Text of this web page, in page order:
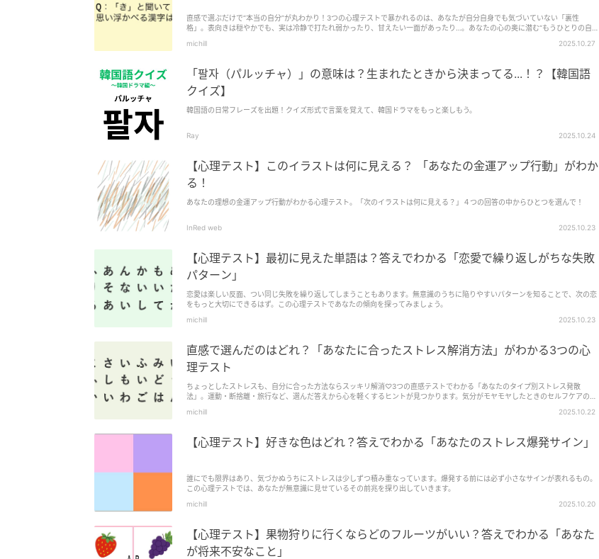
直感で選ぶだけで“本当の自分”が丸わかり！3つの心理テストで暴かれるのは、あなたが自分自身でも気づいていない「裏性
格」。表向きは穏やかでも、実は冷静で打たれ弱かったり、甘えたい一面があったり…。あなたの心の奥に潜む“もうひとりの自
michill 2025.10.27
「팔자（パルッチャ）」の意味は？生まれたときから決まってる...！？【韓国語
クイズ】
韓国語の日常フレーズを出題！クイズ形式で言葉を覚えて、韓国ドラマをもっと楽しもう。
Ray 2025.10.24
【心理テスト】このイラストは何に見える？ 「あなたの金運アップ行動」がわか
る！
あなたの理想の金運アップ行動がわかる心理テスト。「次のイラストは何に見える？」４つの回答の中からひとつを選んで！
InRed web 2025.10.23
【心理テスト】最初に見えた単語は？答えでわかる「恋愛で繰り返しがちな失敗
パターン」
恋愛は楽しい反面、つい同じ失敗を繰り返してしまうこともあります。無意識のうちに陥りやすいパターンを知ることで、次の恋
をもっと大切にできるはず。この心理テストであなたの傾向を探ってみましょう。
michill
2025.10.23
直感で選んだのはどれ？「あなたに合ったストレス解消方法」がわかる3つの心
理テスト
ちょっとしたストレスも、自分に合った方法ならスッキリ解消♡3つの直感テストでわかる「あなたのタイプ別ストレス発散
法」。運動・断捨離・旅行など、選んだ答えから心を軽くするヒントが見つかります。気分がモヤモヤしたときのセルフケアの参
michill 2025.10.22
【心理テスト】好きな色はどれ？答えでわかる「あなたのストレス爆発サイン」
誰にでも限界はあり、気づかぬうちにストレスは少しずつ積み重なっています。爆発する前には必ず小さなサインが表れるもの。
この心理テストでは、あなたが無意識に見せているその前兆を探り出していきます。
michill
2025.10.20
【心理テスト】果物狩りに行くならどのフルーツがいい？答えでわかる「あなた
が将来不安なこと」